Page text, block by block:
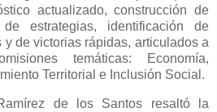
actualizado, construcción de
estrategias, identificación de
y de victorias rápidas, articulados a
temáticas: Economía,
Territorial e Inclusión Social.
de los Santos resaltó la